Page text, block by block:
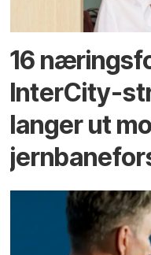
16
InterCity-
langer ut